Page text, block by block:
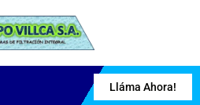
Lláma Ahora!